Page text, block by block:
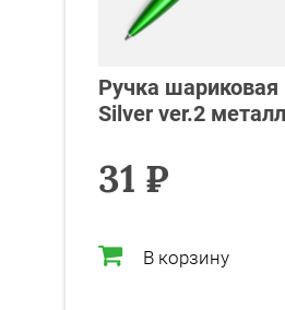
Ручка шариковая
Silver ver.2
31 ₽
В корзину